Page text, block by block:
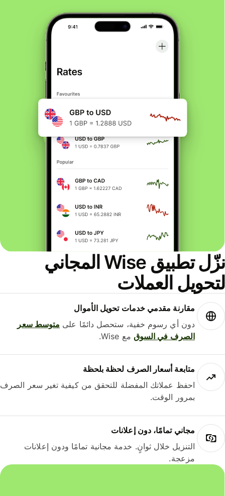
نزّل تطبيق Wise المجاني
العملات
مقارنة مقدمي خدمات تحويل الأموال
دون أي رسوم خفية، ستحصل دائمًا علىمتوسط ​​سعر
الصرف في السوقمع Wise.
متابعة أسعار الصرف لحظة بلحظة
احفظ عملاتك المفضلة للتحقق من كيفية تغير سعر الصرف
بمرور الوقت.
مجاني تمامًا، دون إعلانات
التنزيل خلال ثوانٍ. خدمة مجانية تمامًا ودون إعلانات
مزعجة.